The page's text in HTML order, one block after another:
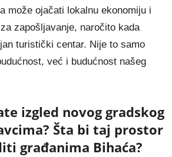
može ojačati lokalnu ekonomiju i
zapošljavanje, naročito kada
turistički centar. Nije to samo
već i budućnost našeg
izgled novog gradskog
Šta bi taj prostor
građanima Bihaća?